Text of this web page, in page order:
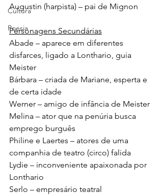
Cultura
Poesia
Augustin (harpista) – pai de Mignon
Personagens Secundárias
Abade – aparece em diferentes
disfarces, ligado a Lonthario, guia
Meister
Bárbara – criada de Mariane, esperta e
de certa idade
Werner – amigo de infância de Meister
Melina – ator que na penúria busca
emprego burguês
Philine e Laertes – atores de uma
companhia de teatro (circo) falida
Lydie – inconveniente apaixonada por
Lonthario
Serlo – empresário teatral